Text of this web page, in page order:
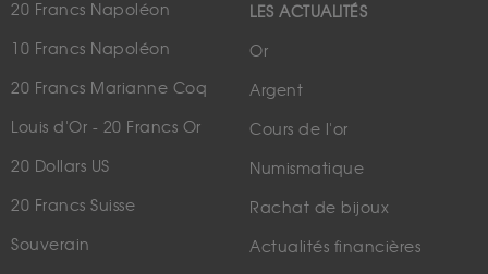
20 Francs Napoléon
10 Francs Napoléon
20 Francs Marianne Coq
Louis d'Or - 20 Francs Or
20 Dollars US
20 Francs Suisse
Souverain
LES ACTUALITÉS
Or
Argent
Cours de l'or
Numismatique
Rachat de bijoux
Actualités financières